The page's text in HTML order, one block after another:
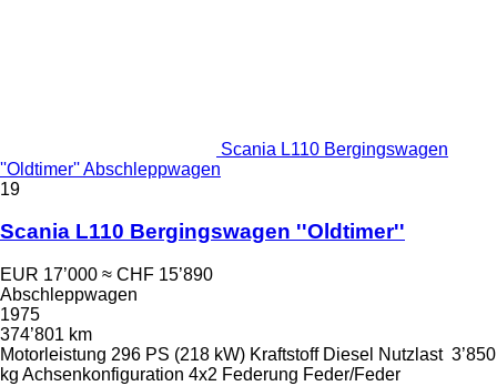
Scania L110 Bergingswagen
''Oldtimer'' Abschleppwagen
19
Scania L110 Bergingswagen ''Oldtimer''
EUR 17’000 ≈ CHF 15’890
Abschleppwagen
1975
374’801 km
Motorleistung 296 PS (218 kW) Kraftstoff Diesel Nutzlast 3’850
kg Achsenkonfiguration 4x2 Federung Feder/Feder